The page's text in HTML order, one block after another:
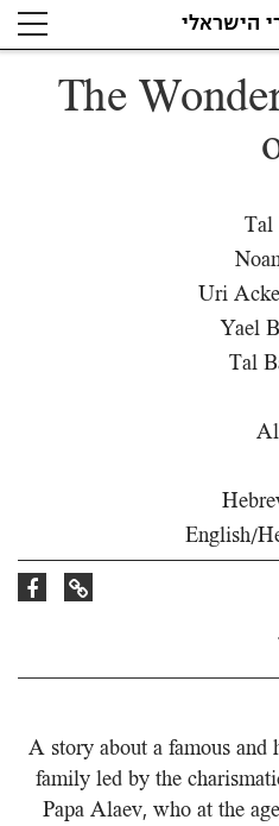
הישראלי
The
קישורקישור
A story about a famous
family led by the
Papa Alaev, who at the